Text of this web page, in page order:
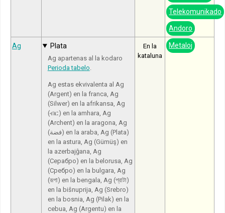
Telekomunikado
Andoro
Ag Plata
Ag apartenas al la kodaro
Perioda tabelo
Ag estas ekvivalenta al Ag
(Argent) en la franca, Ag
(Silwer) en la afrikansa, Ag
(ብር) en la amhara, Ag
(Archent) en la aragona, Ag
(فضة) en la araba, Ag (Plata)
en la astura, Ag (Gümüş) en
la azerbajĝana, Ag
(Серабро) en la belorusa, Ag
(Сребро) en la bulgara, Ag
(রূপা) en la bengala, Ag (প্রাটা)
en la biŝnuprija, Ag (Srebro)
en la bosnia, Ag (Pilak) en la
cebua, Ag (Argentu) en la
En la
kataluna
Metaloj